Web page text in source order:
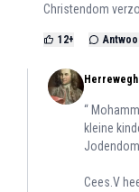
Christendom
12+
“
kleine
Cees.V